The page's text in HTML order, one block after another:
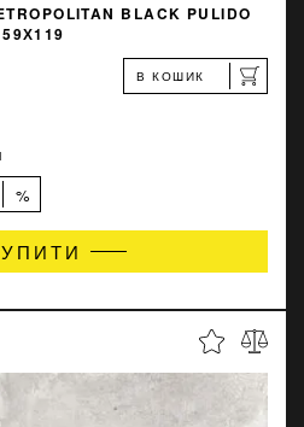
BLACK PULIDO
59Х119
В КОШИК
%